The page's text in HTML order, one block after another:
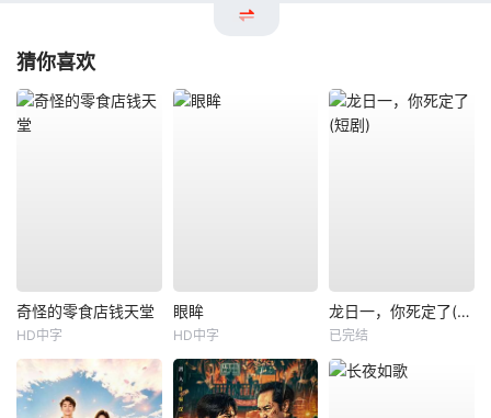
猜你喜欢
奇怪的零食店钱天堂
HD中字
眼眸
HD中字
龙日一，你死定了(短剧)
已完结